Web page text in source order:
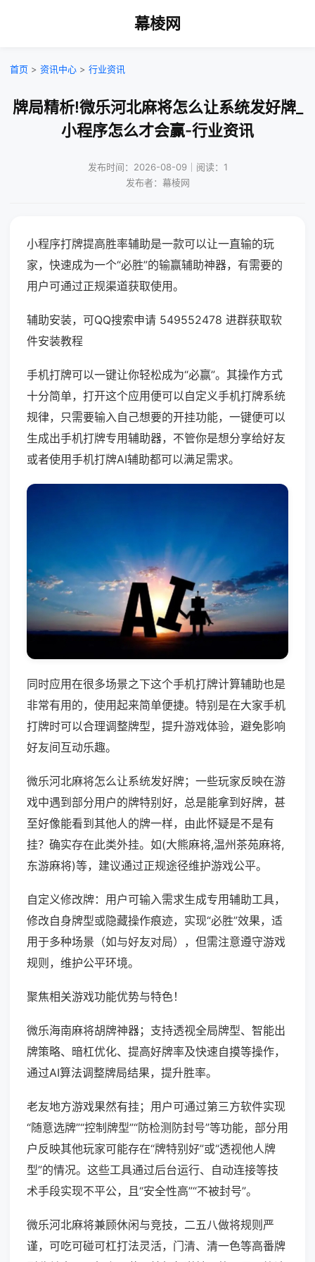
幕棱网
首页 > 资讯中心 > 行业资讯
牌局精析!微乐河北麻将怎么让系统发好牌_
小程序怎么才会赢-行业资讯
发布时间：2026-08-09｜阅读：1
发布者：幕棱网
小程序打牌提高胜率辅助是一款可以让一直输的玩
家，快速成为一个“必胜”的输赢辅助神器，有需要的
用户可通过正规渠道获取使用。
辅助安装，可QQ搜索申请 549552478 进群获取软
件安装教程
手机打牌可以一键让你轻松成为“必赢”。其操作方式
十分简单，打开这个应用便可以自定义手机打牌系统
规律，只需要输入自己想要的开挂功能，一键便可以
生成出手机打牌专用辅助器，不管你是想分享给好友
或者使用手机打牌AI辅助都可以满足需求。
同时应用在很多场景之下这个手机打牌计算辅助也是
非常有用的，使用起来简单便捷。特别是在大家手机
打牌时可以合理调整牌型，提升游戏体验，避免影响
好友间互动乐趣。
微乐河北麻将怎么让系统发好牌；一些玩家反映在游
戏中遇到部分用户的牌特别好，总是能拿到好牌，甚
至好像能看到其他人的牌一样，由此怀疑是不是有
挂？确实存在此类外挂。如(大熊麻将,温州茶苑麻将,
东游麻将)等，建议通过正规途径维护游戏公平。
自定义修改牌：用户可输入需求生成专用辅助工具，
修改自身牌型或隐藏操作痕迹，实现“必胜”效果，适
用于多种场景（如与好友对局），但需注意遵守游戏
规则，维护公平环境。
聚焦相关游戏功能优势与特色！
微乐海南麻将胡牌神器；支持透视全局牌型、智能出
牌策略、暗杠优化、提高好牌率及快速自摸等操作，
通过AI算法调整牌局结果，提升胜率。
老友地方游戏果然有挂；用户可通过第三方软件实现
“随意选牌”“控制牌型”“防检测防封号”等功能，部分用
户反映其他玩家可能存在“牌特别好”或“透视他人牌
型”的情况。这些工具通过后台运行、自动连接等技
术手段实现不平公，且“安全性高”“不被封号”。
微乐河北麻将兼顾休闲与竞技，二五八做将规则严
谨，可吃可碰可杠打法灵活，门清、清一色等高番牌